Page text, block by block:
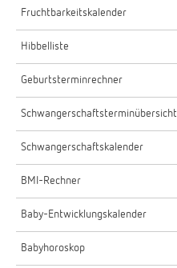
Fruchtbarkeitskalender
Hibbelliste
Geburtsterminrechner
Schwangerschaftsterminübersicht
Schwangerschaftskalender
BMI-Rechner
Baby-Entwicklungskalender
Babyhoroskop